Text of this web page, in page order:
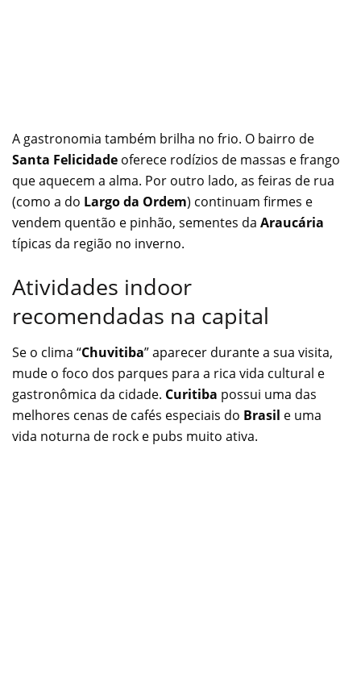
A gastronomia também brilha no frio. O bairro de
Santa Felicidade oferece rodízios de massas e frango
que aquecem a alma. Por outro lado, as feiras de rua
(como a do Largo da Ordem) continuam firmes e
vendem quentão e pinhão, sementes da Araucária
típicas da região no inverno.
Atividades indoor
recomendadas na capital
Se o clima “Chuvitiba” aparecer durante a sua visita,
mude o foco dos parques para a rica vida cultural e
gastronômica da cidade. Curitiba possui uma das
melhores cenas de cafés especiais do Brasil e uma
vida noturna de rock e pubs muito ativa.